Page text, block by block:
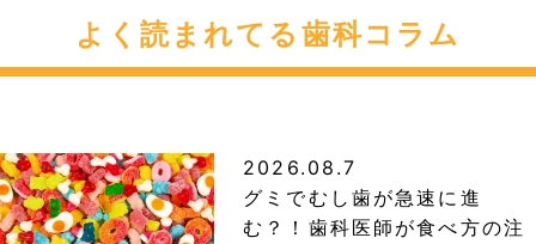
よく読まれてる歯科コラム
2026.08.7
グミでむし歯が急速に進
む？！歯科医師が食べ方の注